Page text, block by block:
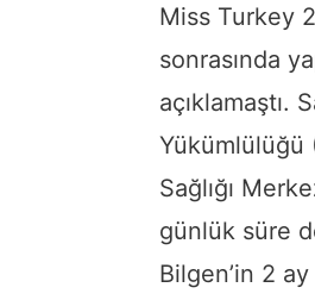
Miss Turkey
sonrasında
açıklamaştı.
Yükümlülüğü
Sağlığı
günlük süre
Bilgen’in 2